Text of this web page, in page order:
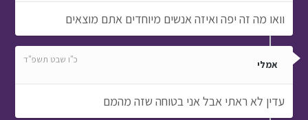
וואו מה זה יפה ואיזה אנשים מיוחדים אתם מוצאים
אמלי כ"ו שבט תשפ"ד
עדין לא ראתי אבל אני בטוחה שזה מהמם